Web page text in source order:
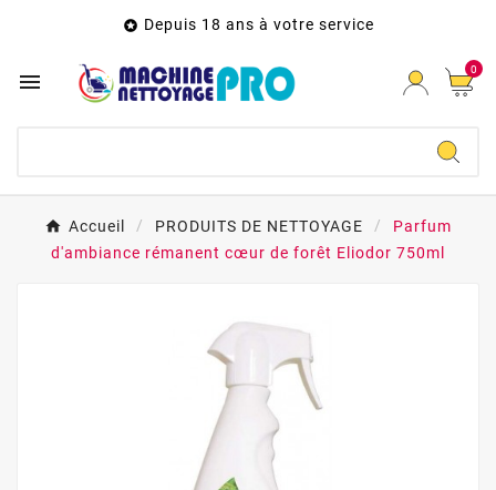
 Depuis 18 ans à votre service
 0
Accueil PRODUITS DE NETTOYAGE
Parfum
d'ambiance rémanent cœur de forêt Eliodor 750ml